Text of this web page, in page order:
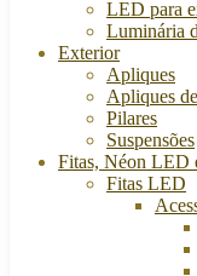
LED para
Luminária
Exterior
Apliques
Apliques
Pilares
Suspensões
Fitas, Néon LED
Fitas LED